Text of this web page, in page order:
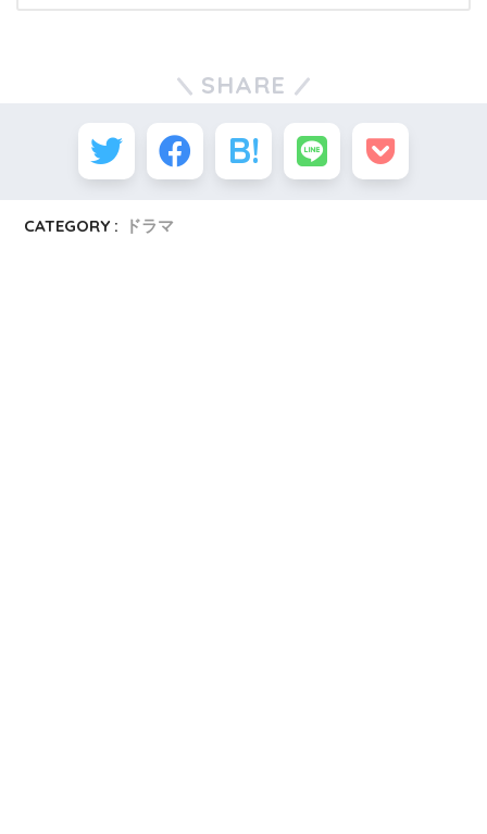
SHARE
CATEGORY : ドラマ